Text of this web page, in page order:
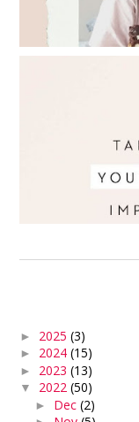
► 2025(3)
► 2024(15)
► 2023(13)
▼ 2022(50)
► Dec(2)